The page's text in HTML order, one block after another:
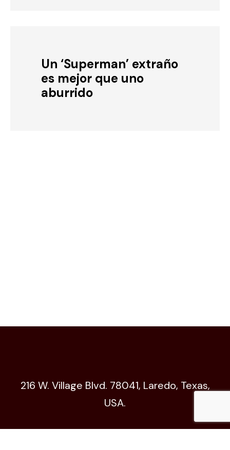
Un ‘Superman’ extraño
es mejor que uno
aburrido
216 W. Village Blvd. 78041, Laredo, Texas,
USA.